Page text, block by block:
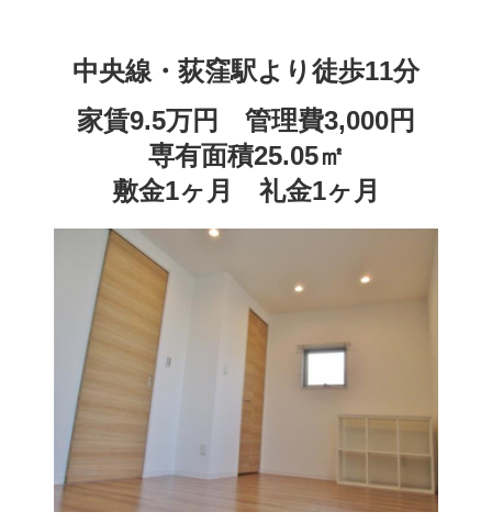
中央線・荻窪駅より徒歩11分
家賃9.5万円 管理費3,000円
専有面積25.05㎡
敷金1ヶ月
礼金1ヶ月